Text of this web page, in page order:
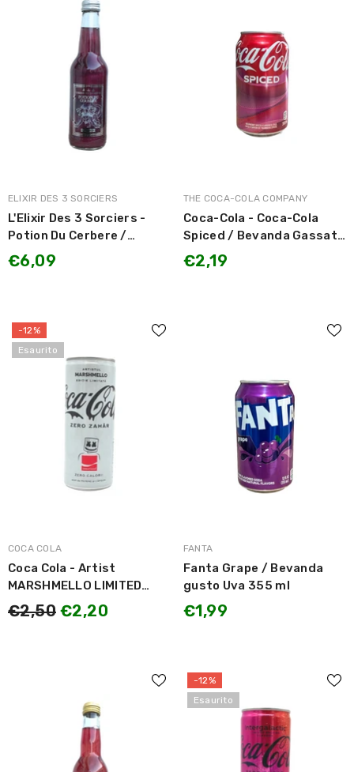
MARCA:
ELIXIR DES 3 SORCIERS
L'Elixir Des 3 Sorciers -
Potion Du Cerbere /
Pozione del Cerbero gusto
Fico e Uva 330ml
€6,09
MARCA:
THE COCA-COLA COMPANY
Coca-Cola - Coca-Cola
Spiced / Bevanda Gassata
gusto Lampone e Spezie
LIMITED EDITION 330ml
€2,19
-12%
Esaurito
MARCA:
COCA COLA
Coca Cola - Artist
MARSHMELLO LIMITED
EDITION 250ml
€2,50 €2,20
MARCA:
FANTA
Fanta Grape / Bevanda
gusto Uva 355 ml
€1,99
-12%
Esaurito